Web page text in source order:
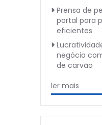
Prensa de
portal para
eficientes
negócio
de carvão
ler mais